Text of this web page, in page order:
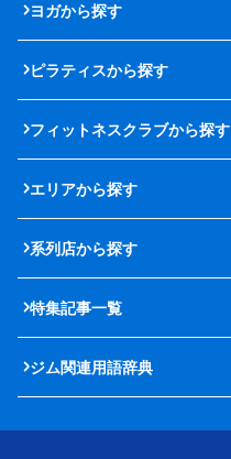
ヨガから探す
ピラティスから探す
フィットネスクラブから探す
エリアから探す
系列店から探す
特集記事一覧
ジム関連用語辞典